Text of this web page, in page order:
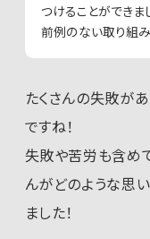
つけることができま
前例のない取り組み
たくさんの失敗が
ですね！
失敗や苦労も含め
んがどのような思
ました！